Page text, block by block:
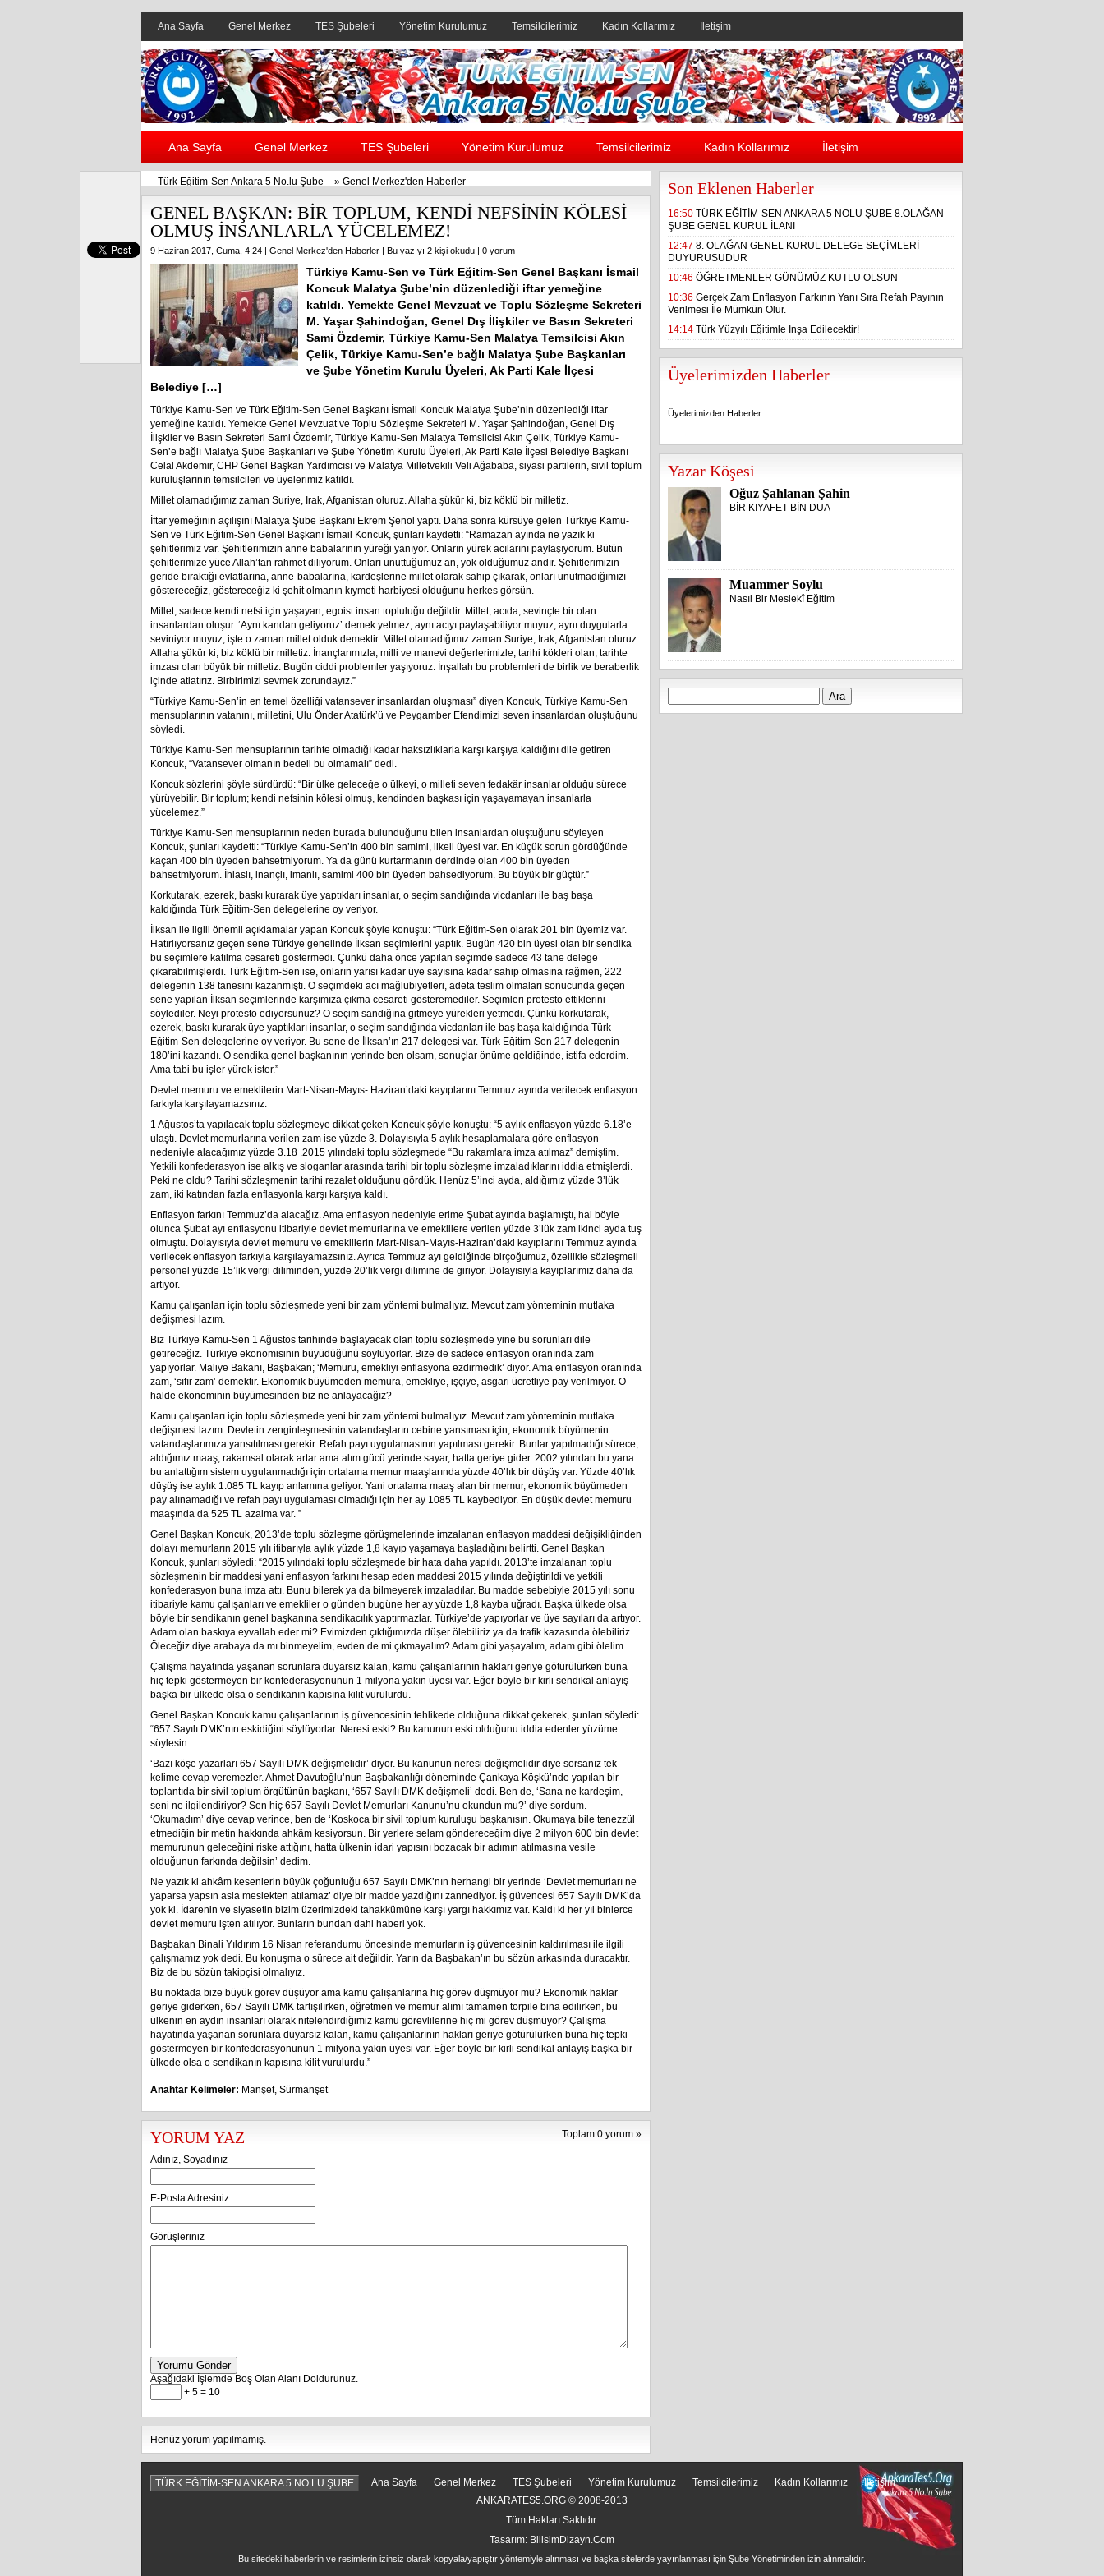
Ana Sayfa Genel Merkez TES Şubeleri Yönetim Kurulumuz Temsilcilerimiz Kadın Kollarımız İletişim
Header yanı reklam alanı
Ana Sayfa Genel Merkez TES Şubeleri Yönetim Kurulumuz Temsilcilerimiz Kadın Kollarımız İletişim
Türk Eğitim-Sen Ankara 5 No.lu Şube » Genel Merkez'den Haberler
GENEL BAŞKAN: BİR TOPLUM, KENDİ NEFSİNİN KÖLESİ
OLMUŞ İNSANLARLA YÜCELEMEZ!
9 Haziran 2017, Cuma, 4:24 | Genel Merkez'den Haberler | Bu yazıyı 2 kişi okudu | 0 yorum
Türkiye Kamu-Sen ve Türk Eğitim-Sen Genel Başkanı İsmail
Koncuk Malatya Şube’nin düzenlediği iftar yemeğine
katıldı. Yemekte Genel Mevzuat ve Toplu Sözleşme Sekreteri
M. Yaşar Şahindoğan, Genel Dış İlişkiler ve Basın Sekreteri
Sami Özdemir, Türkiye Kamu-Sen Malatya Temsilcisi Akın
Çelik, Türkiye Kamu-Sen’e bağlı Malatya Şube Başkanları
ve Şube Yönetim Kurulu Üyeleri, Ak Parti Kale İlçesi
Belediye […]
Türkiye Kamu-Sen ve Türk Eğitim-Sen Genel Başkanı İsmail Koncuk Malatya Şube’nin düzenlediği iftar
yemeğine katıldı. Yemekte Genel Mevzuat ve Toplu Sözleşme Sekreteri M. Yaşar Şahindoğan, Genel Dış
İlişkiler ve Basın Sekreteri Sami Özdemir, Türkiye Kamu-Sen Malatya Temsilcisi Akın Çelik, Türkiye Kamu-
Sen’e bağlı Malatya Şube Başkanları ve Şube Yönetim Kurulu Üyeleri, Ak Parti Kale İlçesi Belediye Başkanı
Celal Akdemir, CHP Genel Başkan Yardımcısı ve Malatya Milletvekili Veli Ağababa, siyasi partilerin, sivil toplum
kuruluşlarının temsilcileri ve üyelerimiz katıldı.
Millet olamadığımız zaman Suriye, Irak, Afganistan oluruz. Allaha şükür ki, biz köklü bir milletiz.
İftar yemeğinin açılışını Malatya Şube Başkanı Ekrem Şenol yaptı. Daha sonra kürsüye gelen Türkiye Kamu-
Sen ve Türk Eğitim-Sen Genel Başkanı İsmail Koncuk, şunları kaydetti: “Ramazan ayında ne yazık ki
şehitlerimiz var. Şehitlerimizin anne babalarının yüreği yanıyor. Onların yürek acılarını paylaşıyorum. Bütün
şehitlerimize yüce Allah’tan rahmet diliyorum. Onları unuttuğumuz an, yok olduğumuz andır. Şehitlerimizin
geride bıraktığı evlatlarına, anne-babalarına, kardeşlerine millet olarak sahip çıkarak, onları unutmadığımızı
göstereceğiz, göstereceğiz ki şehit olmanın kıymeti harbiyesi olduğunu herkes görsün.
Millet, sadece kendi nefsi için yaşayan, egoist insan topluluğu değildir. Millet; acıda, sevinçte bir olan
insanlardan oluşur. ‘Aynı kandan geliyoruz’ demek yetmez, aynı acıyı paylaşabiliyor muyuz, aynı duygularla
seviniyor muyuz, işte o zaman millet olduk demektir. Millet olamadığımız zaman Suriye, Irak, Afganistan oluruz.
Allaha şükür ki, biz köklü bir milletiz. İnançlarımızla, milli ve manevi değerlerimizle, tarihi kökleri olan, tarihte
imzası olan büyük bir milletiz. Bugün ciddi problemler yaşıyoruz. İnşallah bu problemleri de birlik ve beraberlik
içinde atlatırız. Birbirimizi sevmek zorundayız.”
“Türkiye Kamu-Sen’in en temel özelliği vatansever insanlardan oluşması” diyen Koncuk, Türkiye Kamu-Sen
mensuplarının vatanını, milletini, Ulu Önder Atatürk’ü ve Peygamber Efendimizi seven insanlardan oluştuğunu
söyledi.
Türkiye Kamu-Sen mensuplarının tarihte olmadığı kadar haksızlıklarla karşı karşıya kaldığını dile getiren
Koncuk, “Vatansever olmanın bedeli bu olmamalı” dedi.
Koncuk sözlerini şöyle sürdürdü: “Bir ülke geleceğe o ülkeyi, o milleti seven fedakâr insanlar olduğu sürece
yürüyebilir. Bir toplum; kendi nefsinin kölesi olmuş, kendinden başkası için yaşayamayan insanlarla
yücelemez.”
Türkiye Kamu-Sen mensuplarının neden burada bulunduğunu bilen insanlardan oluştuğunu söyleyen
Koncuk, şunları kaydetti: “Türkiye Kamu-Sen’in 400 bin samimi, ilkeli üyesi var. En küçük sorun gördüğünde
kaçan 400 bin üyeden bahsetmiyorum. Ya da günü kurtarmanın derdinde olan 400 bin üyeden
bahsetmiyorum. İhlaslı, inançlı, imanlı, samimi 400 bin üyeden bahsediyorum. Bu büyük bir güçtür.”
Korkutarak, ezerek, baskı kurarak üye yaptıkları insanlar, o seçim sandığında vicdanları ile baş başa
kaldığında Türk Eğitim-Sen delegelerine oy veriyor.
İlksan ile ilgili önemli açıklamalar yapan Koncuk şöyle konuştu: “Türk Eğitim-Sen olarak 201 bin üyemiz var.
Hatırlıyorsanız geçen sene Türkiye genelinde İlksan seçimlerini yaptık. Bugün 420 bin üyesi olan bir sendika
bu seçimlere katılma cesareti göstermedi. Çünkü daha önce yapılan seçimde sadece 43 tane delege
çıkarabilmişlerdi. Türk Eğitim-Sen ise, onların yarısı kadar üye sayısına kadar sahip olmasına rağmen, 222
delegenin 138 tanesini kazanmıştı. O seçimdeki acı mağlubiyetleri, adeta teslim olmaları sonucunda geçen
sene yapılan İlksan seçimlerinde karşımıza çıkma cesareti gösteremediler. Seçimleri protesto ettiklerini
söylediler. Neyi protesto ediyorsunuz? O seçim sandığına gitmeye yürekleri yetmedi. Çünkü korkutarak,
ezerek, baskı kurarak üye yaptıkları insanlar, o seçim sandığında vicdanları ile baş başa kaldığında Türk
Eğitim-Sen delegelerine oy veriyor. Bu sene de İlksan’ın 217 delegesi var. Türk Eğitim-Sen 217 delegenin
180’ini kazandı. O sendika genel başkanının yerinde ben olsam, sonuçlar önüme geldiğinde, istifa ederdim.
Ama tabi bu işler yürek ister.”
Devlet memuru ve emeklilerin Mart-Nisan-Mayıs- Haziran’daki kayıplarını Temmuz ayında verilecek enflasyon
farkıyla karşılayamazsınız.
1 Ağustos’ta yapılacak toplu sözleşmeye dikkat çeken Koncuk şöyle konuştu: “5 aylık enflasyon yüzde 6.18’e
ulaştı. Devlet memurlarına verilen zam ise yüzde 3. Dolayısıyla 5 aylık hesaplamalara göre enflasyon
nedeniyle alacağımız yüzde 3.18 .2015 yılındaki toplu sözleşmede “Bu rakamlara imza atılmaz” demiştim.
Yetkili konfederasyon ise alkış ve sloganlar arasında tarihi bir toplu sözleşme imzaladıklarını iddia etmişlerdi.
Peki ne oldu? Tarihi sözleşmenin tarihi rezalet olduğunu gördük. Henüz 5’inci ayda, aldığımız yüzde 3’lük
zam, iki katından fazla enflasyonla karşı karşıya kaldı.
Enflasyon farkını Temmuz’da alacağız. Ama enflasyon nedeniyle erime Şubat ayında başlamıştı, hal böyle
olunca Şubat ayı enflasyonu itibariyle devlet memurlarına ve emeklilere verilen yüzde 3’lük zam ikinci ayda tuş
olmuştu. Dolayısıyla devlet memuru ve emeklilerin Mart-Nisan-Mayıs-Haziran’daki kayıplarını Temmuz ayında
verilecek enflasyon farkıyla karşılayamazsınız. Ayrıca Temmuz ayı geldiğinde birçoğumuz, özellikle sözleşmeli
personel yüzde 15’lik vergi diliminden, yüzde 20’lik vergi dilimine de giriyor. Dolayısıyla kayıplarımız daha da
artıyor.
Kamu çalışanları için toplu sözleşmede yeni bir zam yöntemi bulmalıyız. Mevcut zam yönteminin mutlaka
değişmesi lazım.
Biz Türkiye Kamu-Sen 1 Ağustos tarihinde başlayacak olan toplu sözleşmede yine bu sorunları dile
getireceğiz. Türkiye ekonomisinin büyüdüğünü söylüyorlar. Bize de sadece enflasyon oranında zam
yapıyorlar. Maliye Bakanı, Başbakan; ‘Memuru, emekliyi enflasyona ezdirmedik’ diyor. Ama enflasyon oranında
zam, ‘sıfır zam’ demektir. Ekonomik büyümeden memura, emekliye, işçiye, asgari ücretliye pay verilmiyor. O
halde ekonominin büyümesinden biz ne anlayacağız?
Kamu çalışanları için toplu sözleşmede yeni bir zam yöntemi bulmalıyız. Mevcut zam yönteminin mutlaka
değişmesi lazım. Devletin zenginleşmesinin vatandaşların cebine yansıması için, ekonomik büyümenin
vatandaşlarımıza yansıtılması gerekir. Refah payı uygulamasının yapılması gerekir. Bunlar yapılmadığı sürece,
aldığımız maaş, rakamsal olarak artar ama alım gücü yerinde sayar, hatta geriye gider. 2002 yılından bu yana
bu anlattığım sistem uygulanmadığı için ortalama memur maaşlarında yüzde 40’lık bir düşüş var. Yüzde 40’lık
düşüş ise aylık 1.085 TL kayıp anlamına geliyor. Yani ortalama maaş alan bir memur, ekonomik büyümeden
pay alınamadığı ve refah payı uygulaması olmadığı için her ay 1085 TL kaybediyor. En düşük devlet memuru
maaşında da 525 TL azalma var. ”
Genel Başkan Koncuk, 2013’de toplu sözleşme görüşmelerinde imzalanan enflasyon maddesi değişikliğinden
dolayı memurların 2015 yılı itibarıyla aylık yüzde 1,8 kayıp yaşamaya başladığını belirtti. Genel Başkan
Koncuk, şunları söyledi: “2015 yılındaki toplu sözleşmede bir hata daha yapıldı. 2013’te imzalanan toplu
sözleşmenin bir maddesi yani enflasyon farkını hesap eden maddesi 2015 yılında değiştirildi ve yetkili
konfederasyon buna imza attı. Bunu bilerek ya da bilmeyerek imzaladılar. Bu madde sebebiyle 2015 yılı sonu
itibariyle kamu çalışanları ve emekliler o günden bugüne her ay yüzde 1,8 kayba uğradı. Başka ülkede olsa
böyle bir sendikanın genel başkanına sendikacılık yaptırmazlar. Türkiye’de yapıyorlar ve üye sayıları da artıyor.
Adam olan baskıya eyvallah eder mi? Evimizden çıktığımızda düşer ölebiliriz ya da trafik kazasında ölebiliriz.
Öleceğiz diye arabaya da mı binmeyelim, evden de mi çıkmayalım? Adam gibi yaşayalım, adam gibi ölelim.
Çalışma hayatında yaşanan sorunlara duyarsız kalan, kamu çalışanlarının hakları geriye götürülürken buna
hiç tepki göstermeyen bir konfederasyonunun 1 milyona yakın üyesi var. Eğer böyle bir kirli sendikal anlayış
başka bir ülkede olsa o sendikanın kapısına kilit vurulurdu.
Genel Başkan Koncuk kamu çalışanlarının iş güvencesinin tehlikede olduğuna dikkat çekerek, şunları söyledi:
“657 Sayılı DMK’nın eskidiğini söylüyorlar. Neresi eski? Bu kanunun eski olduğunu iddia edenler yüzüme
söylesin.
‘Bazı köşe yazarları 657 Sayılı DMK değişmelidir’ diyor. Bu kanunun neresi değişmelidir diye sorsanız tek
kelime cevap veremezler. Ahmet Davutoğlu’nun Başbakanlığı döneminde Çankaya Köşkü’nde yapılan bir
toplantıda bir sivil toplum örgütünün başkanı, ‘657 Sayılı DMK değişmeli’ dedi. Ben de, ‘Sana ne kardeşim,
seni ne ilgilendiriyor? Sen hiç 657 Sayılı Devlet Memurları Kanunu’nu okundun mu?’ diye sordum.
‘Okumadım’ diye cevap verince, ben de ‘Koskoca bir sivil toplum kuruluşu başkanısın. Okumaya bile tenezzül
etmediğin bir metin hakkında ahkâm kesiyorsun. Bir yerlere selam göndereceğim diye 2 milyon 600 bin devlet
memurunun geleceğini riske attığını, hatta ülkenin idari yapısını bozacak bir adımın atılmasına vesile
olduğunun farkında değilsin’ dedim.
Ne yazık ki ahkâm kesenlerin büyük çoğunluğu 657 Sayılı DMK’nın herhangi bir yerinde ‘Devlet memurları ne
yaparsa yapsın asla meslekten atılamaz’ diye bir madde yazdığını zannediyor. İş güvencesi 657 Sayılı DMK’da
yok ki. İdarenin ve siyasetin bizim üzerimizdeki tahakkümüne karşı yargı hakkımız var. Kaldı ki her yıl binlerce
devlet memuru işten atılıyor. Bunların bundan dahi haberi yok.
Başbakan Binali Yıldırım 16 Nisan referandumu öncesinde memurların iş güvencesinin kaldırılması ile ilgili
çalışmamız yok dedi. Bu konuşma o sürece ait değildir. Yarın da Başbakan’ın bu sözün arkasında duracaktır.
Biz de bu sözün takipçisi olmalıyız.
Bu noktada bize büyük görev düşüyor ama kamu çalışanlarına hiç görev düşmüyor mu? Ekonomik haklar
geriye giderken, 657 Sayılı DMK tartışılırken, öğretmen ve memur alımı tamamen torpile bina edilirken, bu
ülkenin en aydın insanları olarak nitelendirdiğimiz kamu görevlilerine hiç mi görev düşmüyor? Çalışma
hayatında yaşanan sorunlara duyarsız kalan, kamu çalışanlarının hakları geriye götürülürken buna hiç tepki
göstermeyen bir konfederasyonunun 1 milyona yakın üyesi var. Eğer böyle bir kirli sendikal anlayış başka bir
ülkede olsa o sendikanın kapısına kilit vurulurdu.”
Anahtar Kelimeler: Manşet, Sürmanşet
Toplam 0 yorum »
YORUM YAZ
Adınız, Soyadınız
E-Posta Adresiniz
Görüşleriniz
Yorumu Gönder
Aşağıdaki İşlemde Boş Olan Alanı Doldurunuz.
+ 5 = 10
Henüz yorum yapılmamış.
Son Eklenen Haberler
16:50 TÜRK EĞİTİM-SEN ANKARA 5 NOLU ŞUBE 8.OLAĞAN
ŞUBE GENEL KURUL İLANI
12:47 8. OLAĞAN GENEL KURUL DELEGE SEÇİMLERİ
DUYURUSUDUR
10:46 ÖĞRETMENLER GÜNÜMÜZ KUTLU OLSUN
10:36 Gerçek Zam Enflasyon Farkının Yanı Sıra Refah Payının
Verilmesi İle Mümkün Olur.
14:14 Türk Yüzyılı Eğitimle İnşa Edilecektir!
Üyelerimizden Haberler
Üyelerimizden Haberler
Yazar Köşesi
Oğuz Şahlanan Şahin
BİR KIYAFET BİN DUA
Muammer Soylu
Nasıl Bir Meslekî Eğitim
Arama:
TÜRK EĞİTİM-SEN ANKARA 5 NO.LU ŞUBE Ana Sayfa Genel Merkez TES Şubeleri Yönetim Kurulumuz Temsilcilerimiz Kadın Kollarımız
İletişim
ANKARATES5.ORG © 2008-2013
Tüm Hakları Saklıdır.
Tasarım: BilisimDizayn.Com
Bu sitedeki haberlerin ve resimlerin izinsiz olarak kopyala/yapıştır yöntemiyle alınması ve başka sitelerde yayınlanması için Şube Yönetiminden izin alınmalıdır.